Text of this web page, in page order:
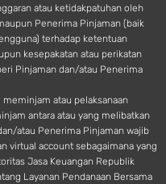
atau ketidakpatuhan oleh
Penerima Pinjaman (baik
terhadap ketentuan
kesepakatan atau perikatan
Pinjaman dan/atau Penerima
atau pelaksanaan
antara atau yang melibatkan
atau Penerima Pinjaman wajib
virtual account sebagaimana yang
Jasa Keuangan Republik
Layanan Pendanaan Bersama